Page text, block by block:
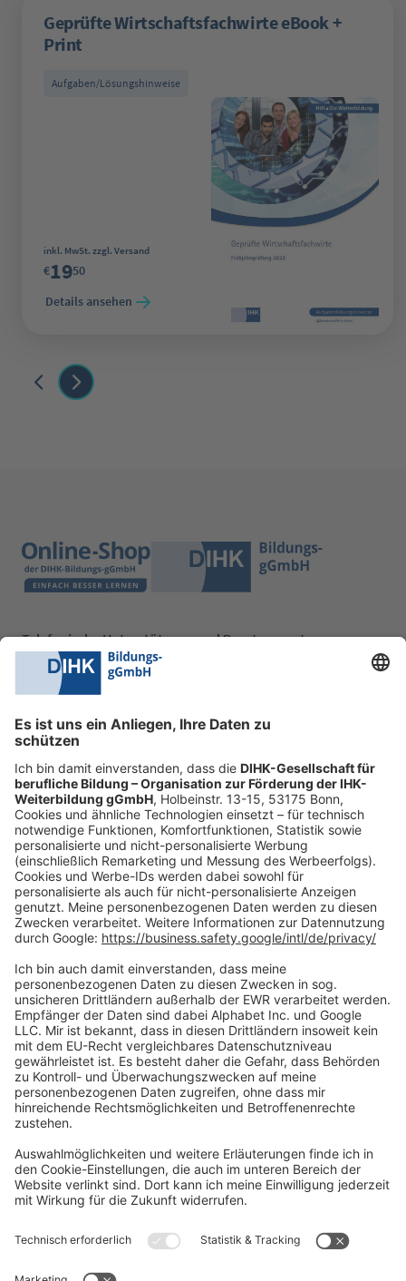
Geprüfte Wirtschaftsfachwirte eBook +
Print
Aufgaben/Lösungshinweise
Regulärer Preis:
inkl. MwSt. zzgl. Versand
€1950
Details ansehen
Telefonische Unterstützung und Beratung unter:
0228 6205 205
Fr.:
09:00-14:00 Uhr
shop@dihk-bildung.shop
Vertrag widerrufen
Zahlungsarten
Social Media
Oft Gesucht
Rund um die Prüfung
Datenschutzerklärung
Widerrufsrecht